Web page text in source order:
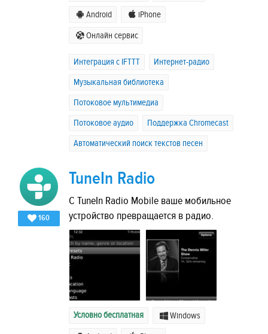
Android iPhone
Онлайн сервис
Интеграция с IFTTT
Интернет-радио
Музыкальная библиотека
Потоковое мультимедиа
Потоковое аудио
Поддержка Chromecast
Автоматический поиск текстов песен
160
TuneIn Radio
С TuneIn Radio Mobile ваше мобильное
устройство превращается в радио.
Условно бесплатная Windows